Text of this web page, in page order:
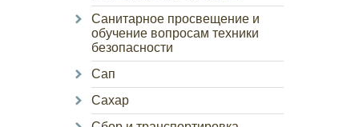
Санитарное просвещение и
обучение вопросам техники
безопасности
Сап
Сахар